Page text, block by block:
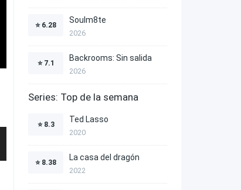
⭐ 6.28
Soulm8te
2026
⭐ 7.1
Backrooms: Sin salida
2026
Series: Top de la semana
⭐ 8.3
Ted Lasso
2020
⭐ 8.38
La casa del dragón
2022